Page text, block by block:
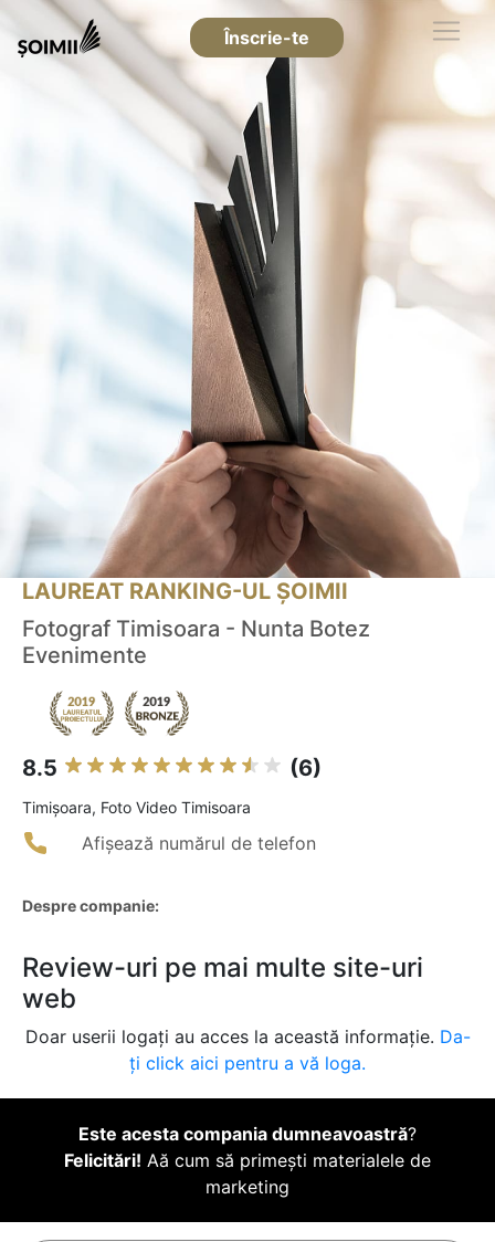
Înscrie-te
LAUREAT RANKING-UL ȘOIMII
Fotograf Timisoara - Nunta Botez
Evenimente
8.5 (6)
Timişoara, Foto Video Timisoara
Afișează numărul de telefon
Despre companie:
Review-uri pe mai multe site-uri
web
Doar userii logați au acces la această informație. Da-
ți click aici pentru a vă loga.
Este acesta compania dumneavoastră?
Felicitări! Aă cum să primești materialele de
marketing